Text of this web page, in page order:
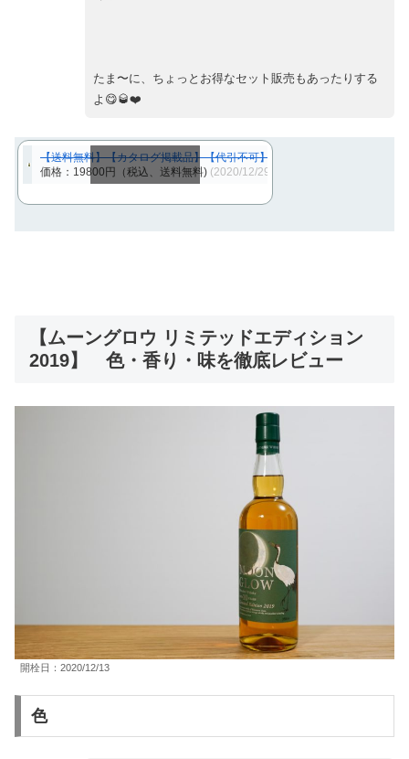
たま〜に、ちょっとお得なセット販売もあったりする
よ😋🥃❤️
【送料無料】【カタログ掲載品】【代引不可】若鶴酒造 ムーングロウ リ
価格：19800円（税込、送料無料) (2020/12/29時点)
【ムーングロウ リミテッドエディション
2019】 色・香り・味を徹底レビュー
開栓日：2020/12/13
色